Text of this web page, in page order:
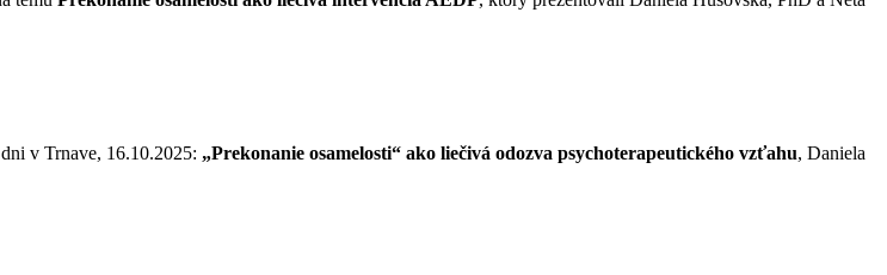
v Trnave, 16.10.2025: „Prekonanie osamelosti“ ako liečivá odozva psychoterapeutického vzťahu, Daniela